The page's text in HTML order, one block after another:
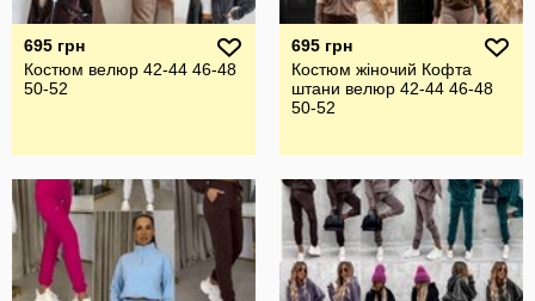
695 грн
Костюм велюр 42-44 46-48
50-52
695 грн
Костюм жіночий Кофта
штани велюр 42-44 46-48
50-52